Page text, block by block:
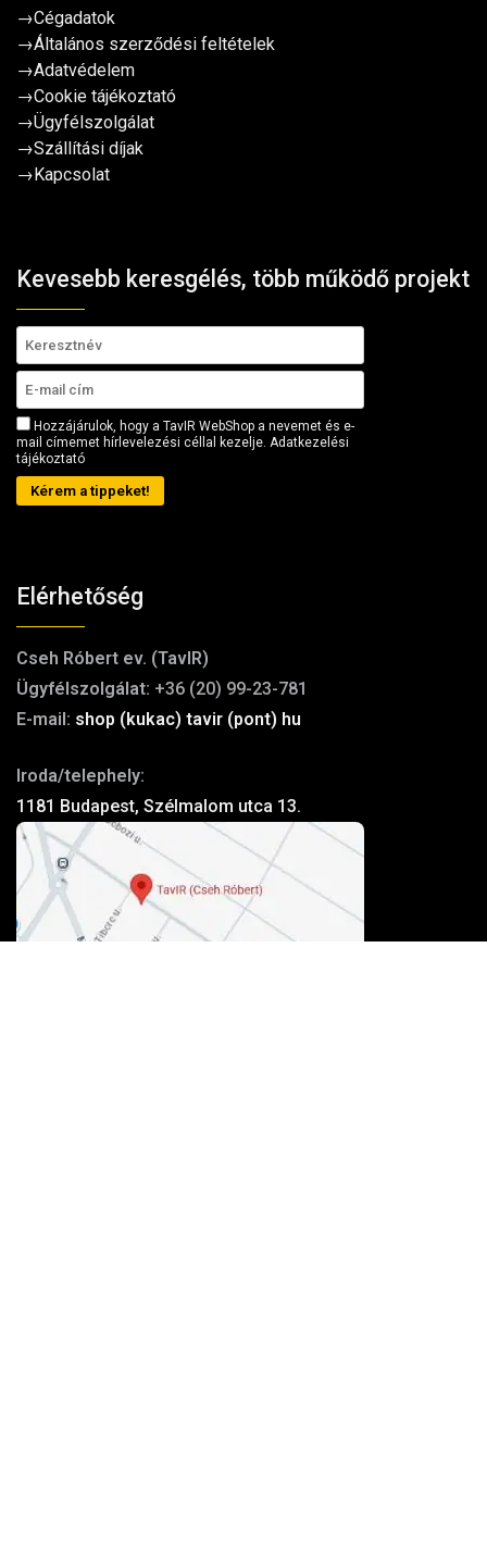
→Cégadatok
→Általános szerződési feltételek
→Adatvédelem
→Cookie tájékoztató
→Ügyfélszolgálat
→Szállítási díjak
→Kapcsolat
Kevesebb keresgélés, több működő projekt
Hozzájárulok, hogy a TavIR WebShop a nevemet és e-
mail címemet hírlevelezési céllal kezelje. Adatkezelési
tájékoztató
Kérem a tippeket!
Elérhetőség
Cseh Róbert ev. (TavIR)
Ügyfélszolgálat: +36 (20) 99-23-781
E-mail: shop (kukac) tavir (pont) hu
Iroda/telephely:
1181 Budapest, Szélmalom utca 13.